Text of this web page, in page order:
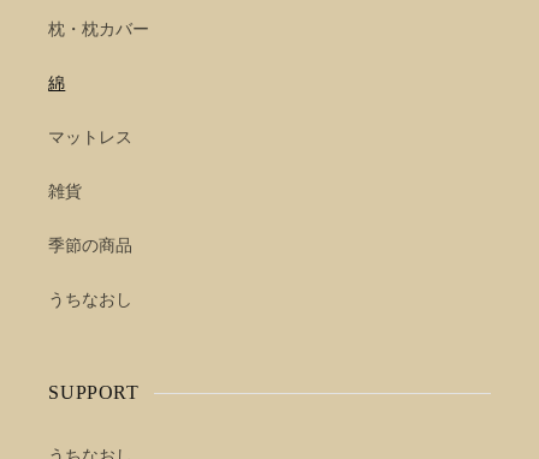
枕・枕カバー
綿
マットレス
雑貨
季節の商品
うちなおし
SUPPORT